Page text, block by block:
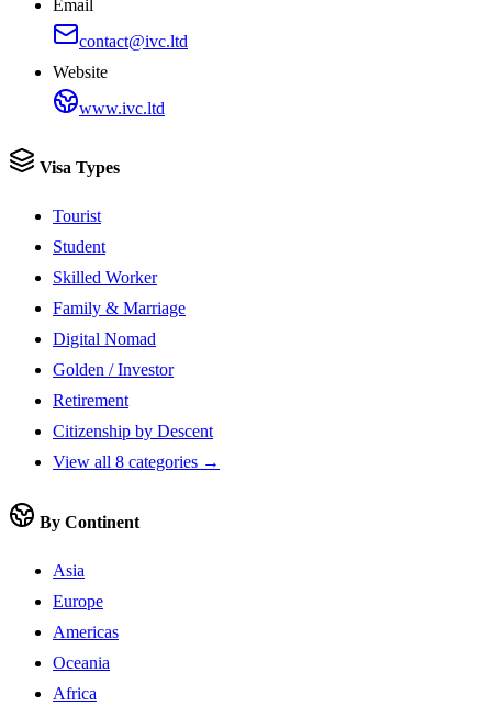
Email
contact@ivc.ltd
Website
www.ivc.ltd
Visa Types
Tourist
Student
Skilled Worker
Family & Marriage
Digital Nomad
Golden / Investor
Retirement
Citizenship by Descent
View all 8 categories →
By Continent
Asia
Europe
Americas
Oceania
Africa